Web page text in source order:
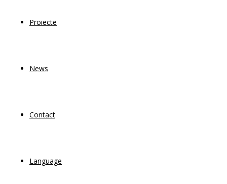
Proiecte
News
Contact
Language